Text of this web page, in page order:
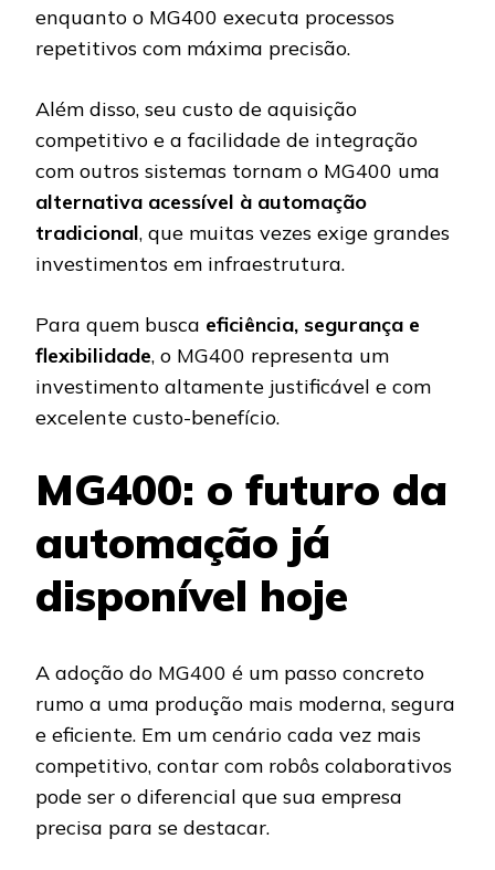
enquanto o MG400 executa processos
repetitivos com máxima precisão.
Além disso, seu custo de aquisição
competitivo e a facilidade de integração
com outros sistemas tornam o MG400 uma
alternativa acessível à automação
tradicional, que muitas vezes exige grandes
investimentos em infraestrutura.
Para quem busca eficiência, segurança e
flexibilidade, o MG400 representa um
investimento altamente justificável e com
excelente custo-benefício.
MG400: o futuro da
automação já
disponível hoje
A adoção do MG400 é um passo concreto
rumo a uma produção mais moderna, segura
e eficiente. Em um cenário cada vez mais
competitivo, contar com robôs colaborativos
pode ser o diferencial que sua empresa
precisa para se destacar.